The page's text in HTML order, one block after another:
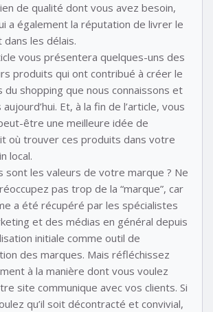
de qualité dont vous avez besoin,
a également la réputation de livrer le
les délais.
vous présentera quelques-uns des
produits qui ont contribué à créer le
du shopping que nous connaissons et
Et, à la fin de l’article, vous
être une meilleure idée de
où trouver ces produits dans votre
local.
sont les valeurs de votre marque ? Ne
pas trop de la “marque”, car
a été récupéré par les spécialistes
et des médias en général depuis
initiale comme outil de
des marques. Mais réfléchissez
à la manière dont vous voulez
site communique avec vos clients. Si
qu’il soit décontracté et convivial,